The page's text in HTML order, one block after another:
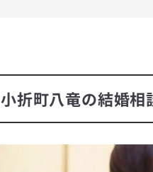
小折町八竜の結婚相